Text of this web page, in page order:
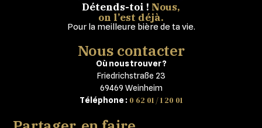
Détends-toi ! Nous,
on l’est déjà.
Pour la meilleure bière de ta vie.
Nous contacter
Où nous trouver ?
Friedrichstraße 23
69469 Weinheim
Téléphone : 0 62 01 / 1 20 01